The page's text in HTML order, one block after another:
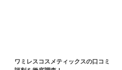
ワミレスコスメティックスの口コミ